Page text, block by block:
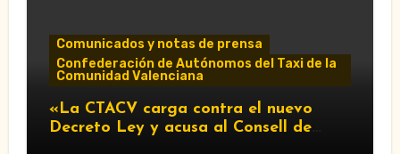
Comunicados y notas de prensa
Confederación de Autónomos del Taxi de la
Comunidad Valenciana
«La CTACV carga contra el nuevo
Decreto Ley y acusa al Consell de